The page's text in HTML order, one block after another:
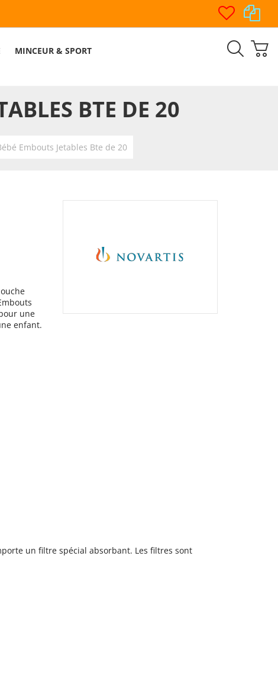
MINCEUR & SPORT
BTE DE 20
Embouts Jetables Bte de 20
une
enfant.
un filtre spécial absorbant. Les filtres sont